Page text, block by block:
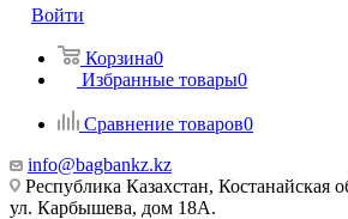
Войти
Корзина0
Избранные товары0
Сравнение товаров0
info@bagbankz.kz
Республика Казахстан, Костанайская
ул. Карбышева, дом 18А.